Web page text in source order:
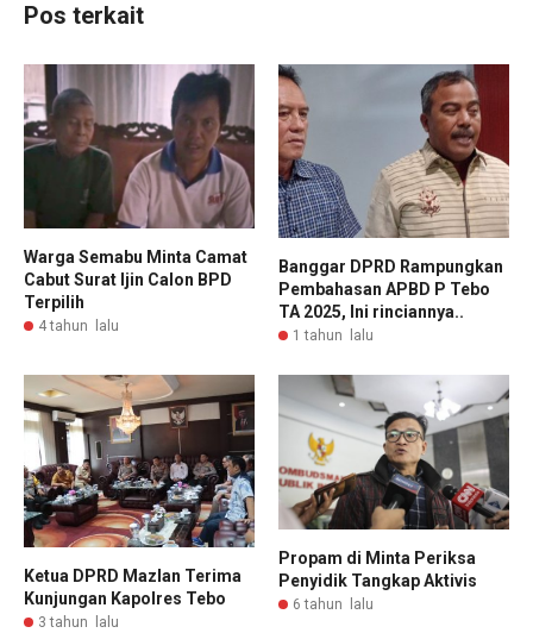
Pos terkait
Warga Semabu Minta Camat
Cabut Surat Ijin Calon BPD
Terpilih
4 tahun lalu
Banggar DPRD Rampungkan
Pembahasan APBD P Tebo
TA 2025, Ini rinciannya..
1 tahun lalu
Ketua DPRD Mazlan Terima
Kunjungan Kapolres Tebo
3 tahun lalu
Propam di Minta Periksa
Penyidik Tangkap Aktivis
6 tahun lalu